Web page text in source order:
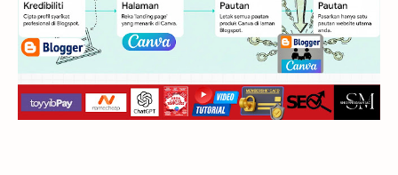
Pricing
RTL Mode